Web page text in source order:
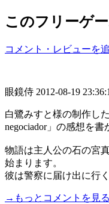
このフリーゲ
コメント・レビューを
眼鏡侍 2012-08-19
白鷺みすと様の制作し
negociador」の感想を書
物語は主人公の石の宮
始まります。
彼は警察に届け出に行
→もっとコメントを見る